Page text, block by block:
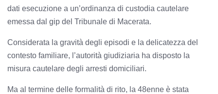
dati esecuzione a un’ordinanza di custodia cautelare
emessa dal gip del Tribunale di Macerata.
Considerata la gravità degli episodi e la delicatezza del
contesto familiare, l’autorità giudiziaria ha disposto la
misura cautelare degli arresti domiciliari.
Ma al termine delle formalità di rito, la 48enne è stata